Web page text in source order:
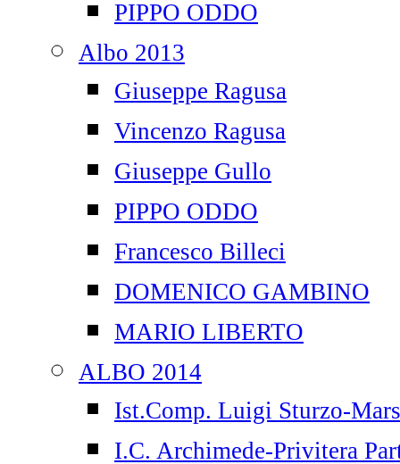
PIPPO ODDO
Albo 2013
Giuseppe Ragusa
Vincenzo Ragusa
Giuseppe Gullo
PIPPO ODDO
Francesco Billeci
DOMENICO GAMBINO
MARIO LIBERTO
ALBO 2014
Ist.Comp. Luigi Sturzo-
I.C. Archimede-Privitera